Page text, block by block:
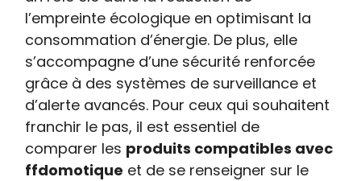
l’empreinte écologique en optimisant la
consommation d’énergie. De plus, elle
s’accompagne d’une sécurité renforcée
grâce à des systèmes de surveillance et
d’alerte avancés. Pour ceux qui souhaitent
franchir le pas, il est essentiel de
comparer les produits compatibles avec
ffdomotique et de se renseigner sur le